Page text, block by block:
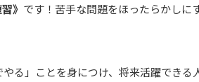
》 です！苦手な問題をほったらかしに
る」ことを身につけ、将来活躍でき